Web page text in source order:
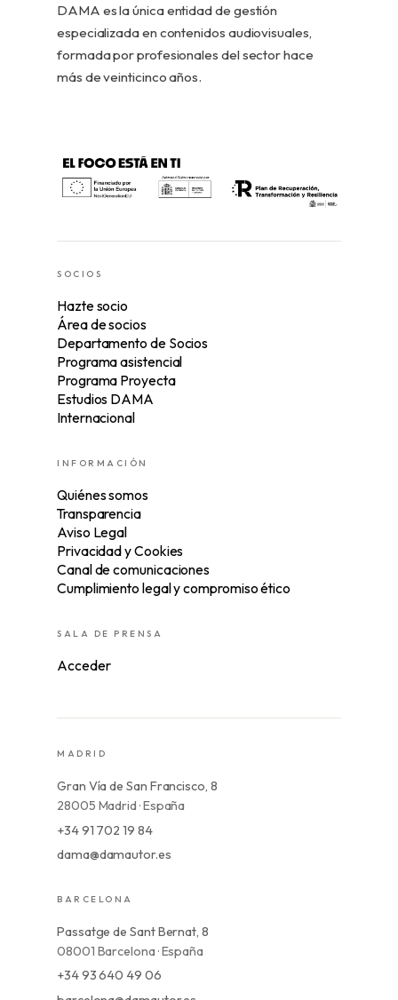
DAMA es la única entidad de gestión
especializada en contenidos audiovisuales,
formada por profesionales del sector hace
más de veinticinco años.
SOCIOS
Hazte socio
Área de socios
Departamento de Socios
Programa asistencial
Programa Proyecta
Estudios DAMA
Internacional
INFORMACIÓN
Quiénes somos
Transparencia
Aviso Legal
Privacidad y Cookies
Canal de comunicaciones
Cumplimiento legal y compromiso ético
SALA DE PRENSA
Acceder
MADRID
Gran Vía de San Francisco, 8
28005 Madrid · España
+34 91 702 19 84
dama@damautor.es
BARCELONA
Passatge de Sant Bernat, 8
08001 Barcelona · España
+34 93 640 49 06